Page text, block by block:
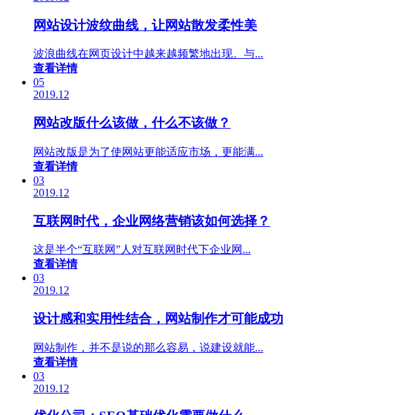
网站设计波纹曲线，让网站散发柔性美
波浪曲线在网页设计中越来越频繁地出现。与...
查看详情
05
2019.12
网站改版什么该做，什么不该做？
网站改版是为了使网站更能适应市场，更能满...
查看详情
03
2019.12
互联网时代，企业网络营销该如何选择？
这是半个“互联网”人对互联网时代下企业网...
查看详情
03
2019.12
设计感和实用性结合，网站制作才可能成功
网站制作，并不是说的那么容易，说建设就能...
查看详情
03
2019.12